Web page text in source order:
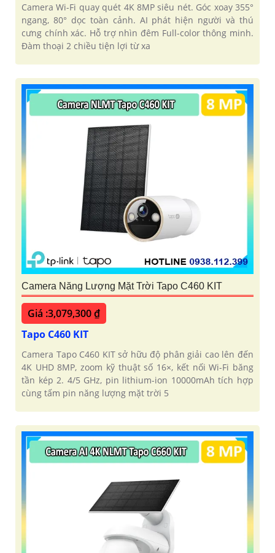
Camera Wi-Fi quay quét 4K 8MP siêu nét. Góc xoay 355°
ngang, 80° dọc toàn cảnh. AI phát hiện người và thú
cưng chính xác. Hỗ trợ nhìn đêm Full-color thông minh.
Đàm thoại 2 chiều tiện lợi từ xa
Camera Năng Lượng Mặt Trời Tapo C460 KIT
Giá :3,079,300 ₫
Tapo C460 KIT
Camera Tapo C460 KIT sở hữu độ phân giải cao lên đến
4K UHD 8MP, zoom kỹ thuật số 16×, kết nối Wi-Fi băng
tần kép 2. 4/5 GHz, pin lithium-ion 10000mAh tích hợp
cùng tấm pin năng lượng mặt trời 5